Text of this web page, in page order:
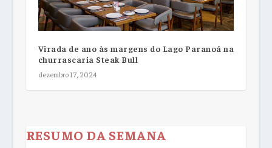
Virada de ano às margens do Lago Paranoá na
churrascaria Steak Bull
dezembro 17, 2024
RESUMO DA SEMANA